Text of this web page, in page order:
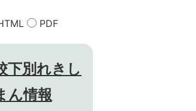
PDF
下別れきし
ん情報